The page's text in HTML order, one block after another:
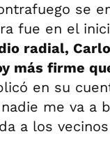
se
fue en el
radial,
más firme
en su
me va a
a los